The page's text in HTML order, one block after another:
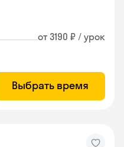
от 3190 ₽ / урок
Выбрать время